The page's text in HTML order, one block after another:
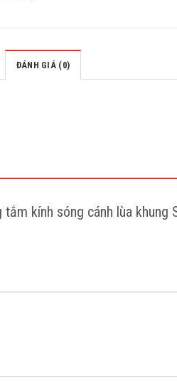
ĐÁNH GIÁ (0)
kính sóng cánh lùa khung